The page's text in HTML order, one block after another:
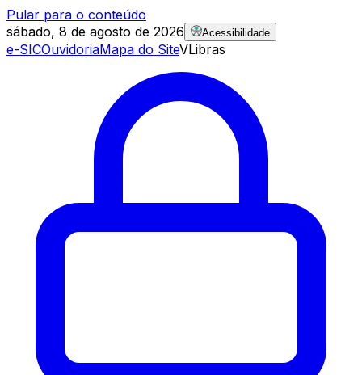
Pular para o conteúdo
sábado, 8 de agosto de 2026
Acessibilidade
e-SICOuvidoriaMapa do SiteVLibras